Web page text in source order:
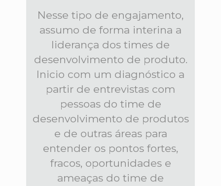
Nesse tipo de engajamento,
assumo de forma interina a
liderança dos times de
desenvolvimento de produto.
Inicio com um diagnóstico a
partir de entrevistas com
pessoas do time de
desenvolvimento de produtos
e de outras áreas para
entender os pontos fortes,
fracos, oportunidades e
ameaças do time de